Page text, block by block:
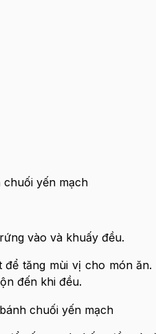
vào và khuấy đều.
tăng mùi vị cho món
đến khi đều.